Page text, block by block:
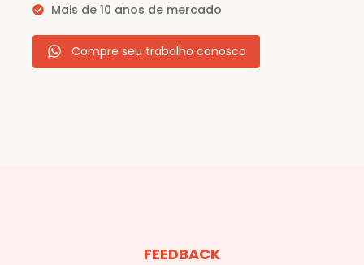
Mais de 10 anos de mercado
Compre seu trabalho conosco
FEEDBACK